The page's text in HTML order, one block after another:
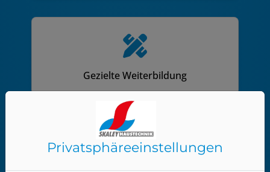
Gezielte Weiterbildung
Zum Bewerbungsformular
Privatsphäre­einstellungen